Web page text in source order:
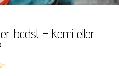
bedst – kemi eller